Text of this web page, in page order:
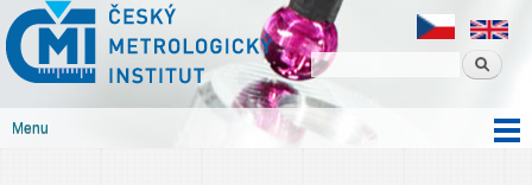
obsahu
Český
metrologický
institut
Menu